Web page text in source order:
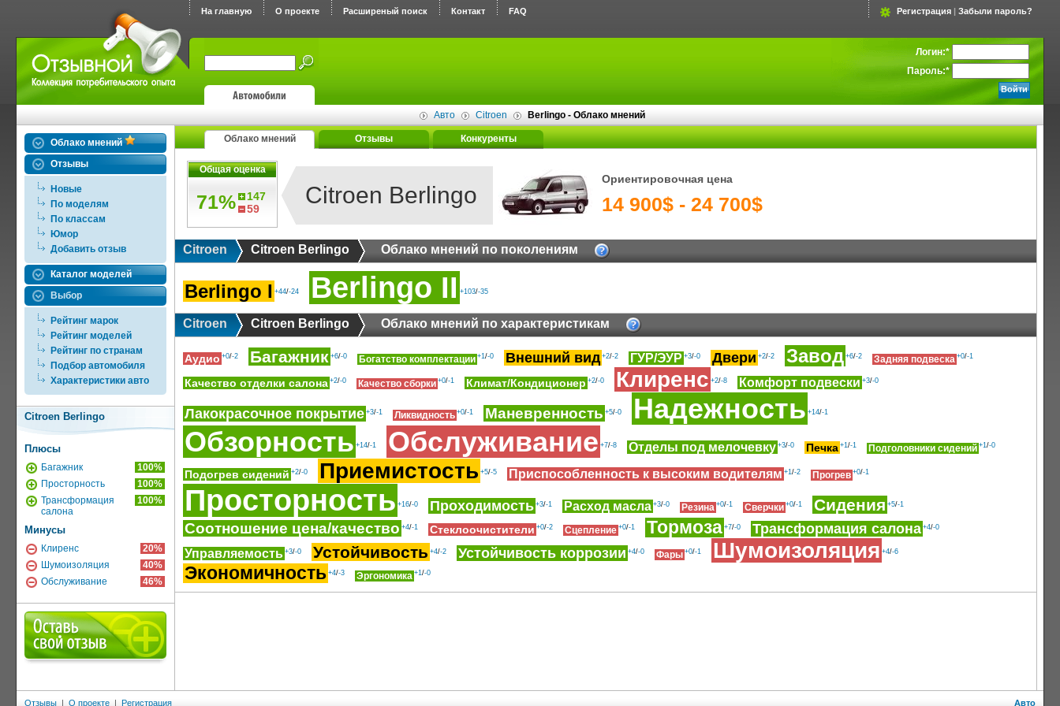
На главную О проекте Расширеный поиск Контакт FAQ Регистрация | Забыли пароль?
Логин:*
Пароль:*
Авто Citroen Berlingo - Облако мнений
Облако мнений
Отзывы
Новые
По моделям
По классам
Юмор
Добавить отзыв
Каталог моделей
Выбор
Рейтинг марок
Рейтинг моделей
Рейтинг по странам
Подбор автомобиля
Характеристики авто
Citroen Berlingo
Плюсы
Багажник
100%
Просторность
100%
Трансформация
салона
100%
Минусы
Клиренс
20%
Шумоизоляция
40%
Обслуживание
46%
Облако мнений Отзывы Конкуренты
Общая оценка
71%
147
59
Citroen Berlingo
Ориентировочная цена
14 900$ - 24 700$
Citroen Citroen Berlingo Облако мнений по поколениям
Berlingo I +44/-24 Berlingo II +103/-35
Citroen Citroen Berlingo Облако мнений по характеристикам
Аудио +0/-2 Багажник +6/-0 Богатство комплектации +1/-0 Внешний вид +2/-2 ГУР/ЭУР +3/-0 Двери +2/-2 Завод +6/-2 Задняя подвеска +0/-1
Качество отделки салона +2/-0 Качество сборки +0/-1 Климат/Кондиционер +2/-0 Клиренс +2/-8 Комфорт подвески +3/-0
Лакокрасочное покрытие +3/-1 Ликвидность +0/-1 Маневренность +5/-0 Надежность +14/-1
Обзорность +14/-1 Обслуживание +7/-8 Отделы под мелочевку +3/-0 Печка +1/-1 Подголовники сидений +1/-0
Подогрев сидений +2/-0 Приемистость +5/-5 Приспособленность к высоким водителям +1/-2 Прогрев +0/-1
Просторность +16/-0 Проходимость +3/-1 Расход масла +3/-0 Резина +0/-1 Сверчки +0/-1 Сидения +5/-1
Соотношение цена/качество +4/-1 Стеклоочистители +0/-2 Сцепление +0/-1 Тормоза +7/-0 Трансформация салона +4/-0
Управляемость +3/-0 Устойчивость +4/-2 Устойчивость коррозии +4/-0 Фары +0/-1 Шумоизоляция +4/-6
Экономичность +4/-3 Эргономика +1/-0
Отзывы | О проекте | Регистрация Авто